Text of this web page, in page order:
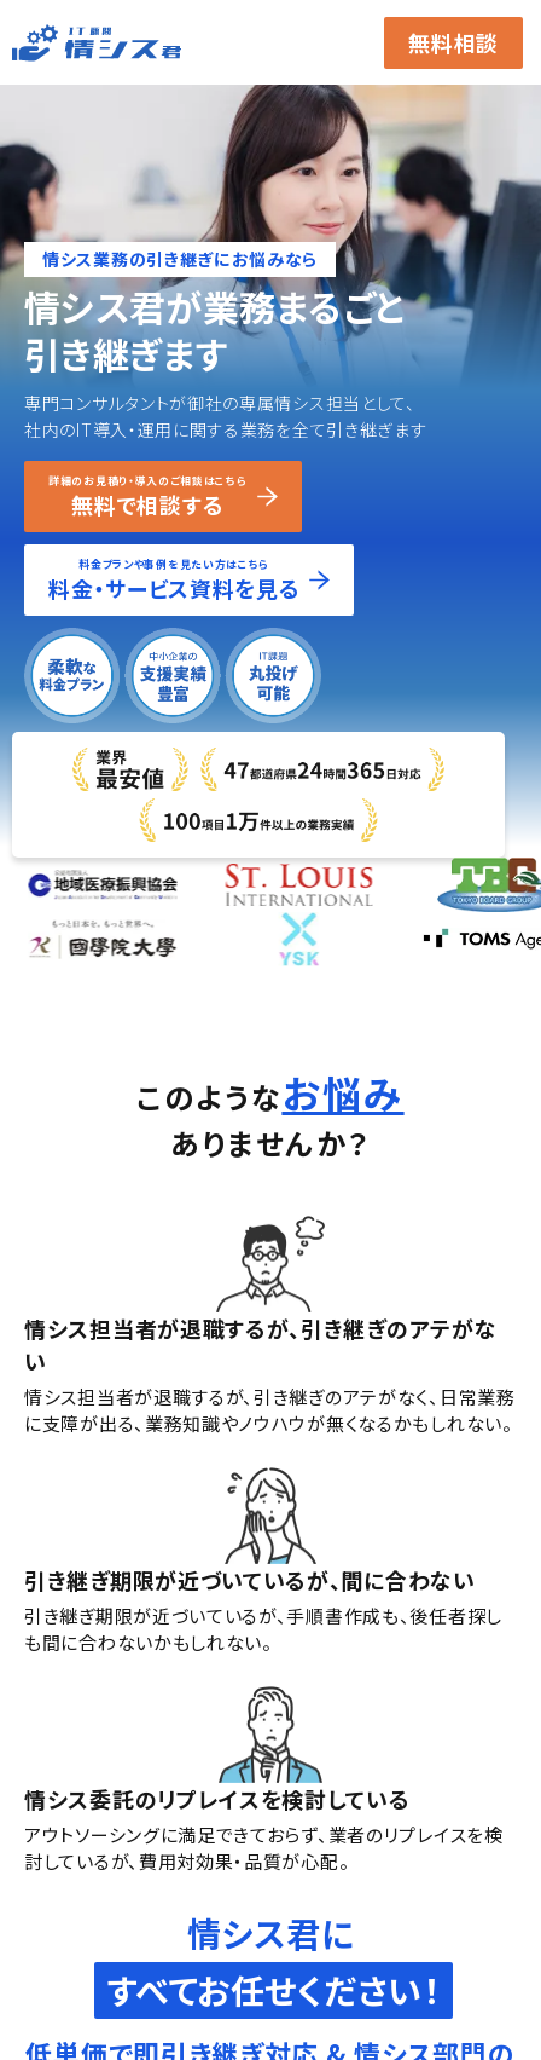
無料相談
情シス業務の引き継ぎにお悩みなら
情シス君が業務まるごと
引き継ぎます
専門コンサルタントが御社の専属情シス担当として、
社内のIT導入・運用に関する業務を全て引き継ぎます
詳細のお見積り・導入のご相談はこちら
無料で相談する
料金プランや事例を見たい方はこちら
料金・サービス資料を見る
このようなお悩み
ありませんか？
情シス担当者が退職するが、引き継ぎのアテがな
い
情シス担当者が退職するが、引き継ぎのアテがなく、日常業務
に支障が出る、業務知識やノウハウが無くなるかもしれない。
引き継ぎ期限が近づいているが、間に合わない
引き継ぎ期限が近づいているが、手順書作成も、後任者探し
も間に合わないかもしれない。
情シス委託のリプレイスを検討している
アウトソーシングに満足できておらず、業者のリプレイスを検
討しているが、費用対効果・品質が心配。
情シス君に
すべてお任せください！